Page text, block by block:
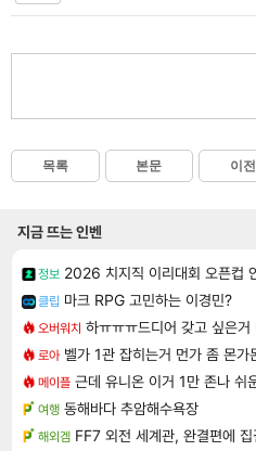
목록 본문 이전
지금 뜨는 인벤
정보 2026 치지직 이리대회 오픈컵
클립 마크 RPG 고민하는 이경민?
오버워치 하ㅠㅠㅠ드디어 갖고 싶은
로아 벨가 1관 잡히는거 먼가 좀 몬가
메이플 근데 유니온 이거 1만 존나 쉬
여행 동해바다 추암해수욕장
해외겜 FF7 외전 세계관, 완결편에 집